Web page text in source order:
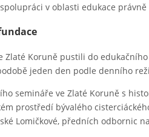
v oblasti edukace
Zlaté Koruně pustili do
jeden den podle denního
semináře ve Zlaté Koruně s
prostředí bývalého
Lomičkové, předních odbornic